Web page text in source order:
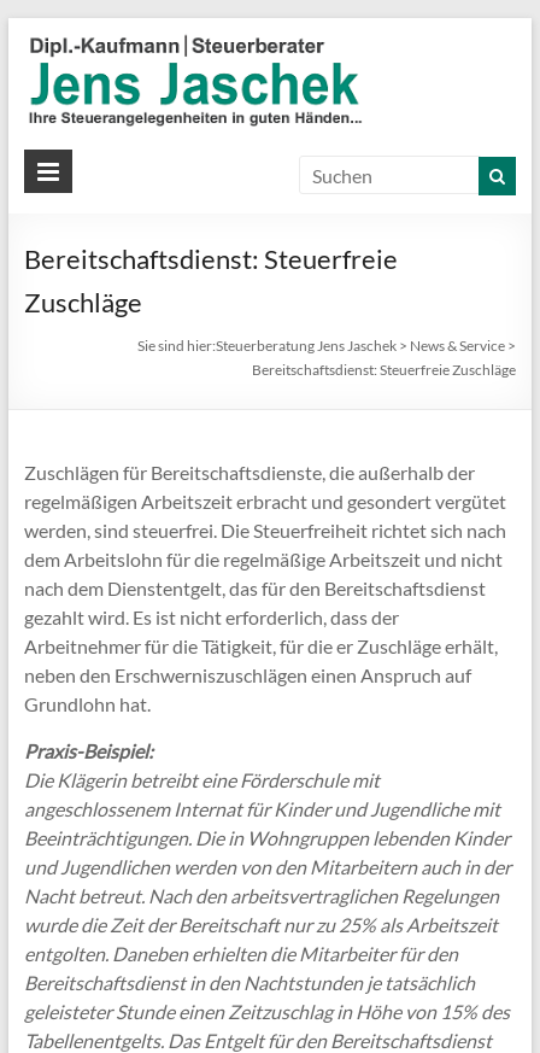
Bereitschaftsdienst: Steuerfreie
Zuschläge
Sie sind hier:Steuerberatung Jens Jaschek > News & Service >
Bereitschaftsdienst: Steuerfreie Zuschläge
Zuschlägen für Bereitschaftsdienste, die außerhalb der
regelmäßigen Arbeitszeit erbracht und gesondert vergütet
werden, sind steuerfrei. Die Steuerfreiheit richtet sich nach
dem Arbeitslohn für die regelmäßige Arbeitszeit und nicht
nach dem Dienstentgelt, das für den Bereitschaftsdienst
gezahlt wird. Es ist nicht erforderlich, dass der
Arbeitnehmer für die Tätigkeit, für die er Zuschläge erhält,
neben den Erschwerniszuschlägen einen Anspruch auf
Grundlohn hat.
Praxis-Beispiel:
Die Klägerin betreibt eine Förderschule mit
angeschlossenem Internat für Kinder und Jugendliche mit
Beeinträchtigungen. Die in Wohngruppen lebenden Kinder
und Jugendlichen werden von den Mitarbeitern auch in der
Nacht betreut. Nach den arbeitsvertraglichen Regelungen
wurde die Zeit der Bereitschaft nur zu 25% als Arbeitszeit
entgolten. Daneben erhielten die Mitarbeiter für den
Bereitschaftsdienst in den Nachtstunden je tatsächlich
geleisteter Stunde einen Zeitzuschlag in Höhe von 15% des
Tabellenentgelts. Das Entgelt für den Bereitschaftsdienst